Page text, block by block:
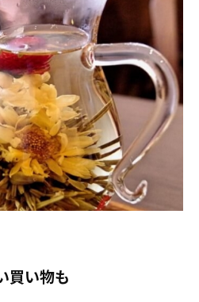
買い物も